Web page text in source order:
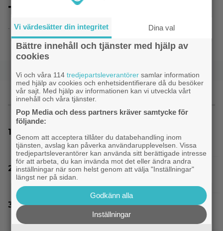
The Dictator
- 8.6.2014 20:51
biobiljetter – historiens lägsta intäkter
Bortglömd komedi från 1984 blev Robin
Williams favorit: ”Min bästa film”
En av tidernas bästa komedifilmer fyller 100 år
– streama den hos SVT Play
Vi värdesätter din integritet Dina val
Bättre innehåll och tjänster med hjälp av
cookies
Vi och våra 114tredjepartsleverantörer samlar information
med hjälp av cookies och enhetsidentifierare då du besöker
vår sajt. Med hjälp av informationen kan vi utveckla vårt
innehåll och våra tjänster.
Pop Media och dess partners kräver samtycke för
följande:
Genom att acceptera tillåter du databehandling inom
tjänsten, avslag kan påverka användarupplevelsen. Vissa
tredjepartsleverantörer kan använda sitt berättigade intresse
för att arbeta, du kan invända mot det eller ändra andra
inställningar när som helst genom att välja "Inställningar"
längst ner på sidan.
Godkänn alla
Inställningar